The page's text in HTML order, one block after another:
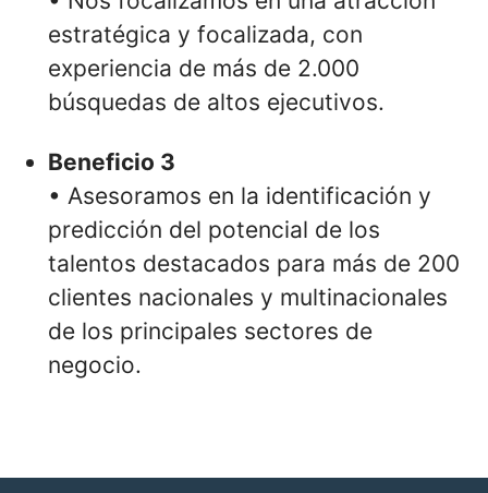
estratégica y focalizada, con
experiencia de más de 2.000
búsquedas de altos ejecutivos.
Beneficio 3
• Asesoramos en la identificación y
predicción del potencial de los
talentos destacados para más de 200
clientes nacionales y multinacionales
de los principales sectores de
negocio.